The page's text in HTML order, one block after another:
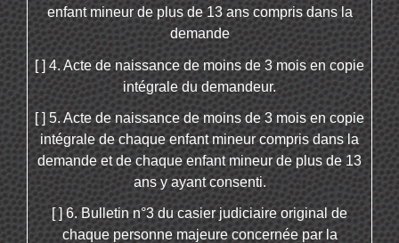
enfant mineur de plus de 13 ans compris dans la
demande
[ ] 4. Acte de naissance de moins de 3 mois en copie
intégrale du demandeur.
[ ] 5. Acte de naissance de moins de 3 mois en copie
intégrale de chaque enfant mineur compris dans la
demande et de chaque enfant mineur de plus de 13
ans y ayant consenti.
[ ] 6. Bulletin n°3 du casier judiciaire original de
chaque personne majeure concernée par la